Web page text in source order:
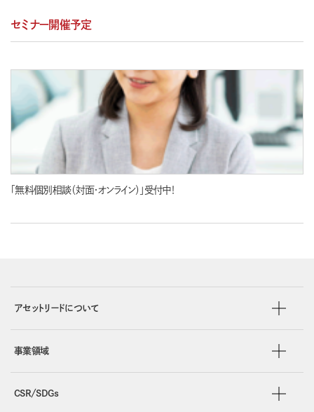
セミナー開催予定
「無料個別相談（対面・オンライン）」受付中！
アセットリードについて
事業領域
CSR/SDGs